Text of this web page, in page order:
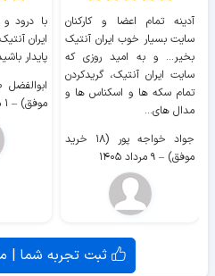
آدینه تمام اعضا و کارکنان
سایت بسیار خوب ايران آنتیک
بخیر... و به امید روزی که
سایت ايران آنتیک، گریدکردن
تمام سکه ها و اسکناس ها و
مدال های...
جواد خواجه پور (۱۸ خرید
موفق) – ۹ مرداد ۱۴۰۵
با درود
ایران
پایدار
موفق) – ۱ مرداد ۱۴۰۵
ثبت تجربه شما |